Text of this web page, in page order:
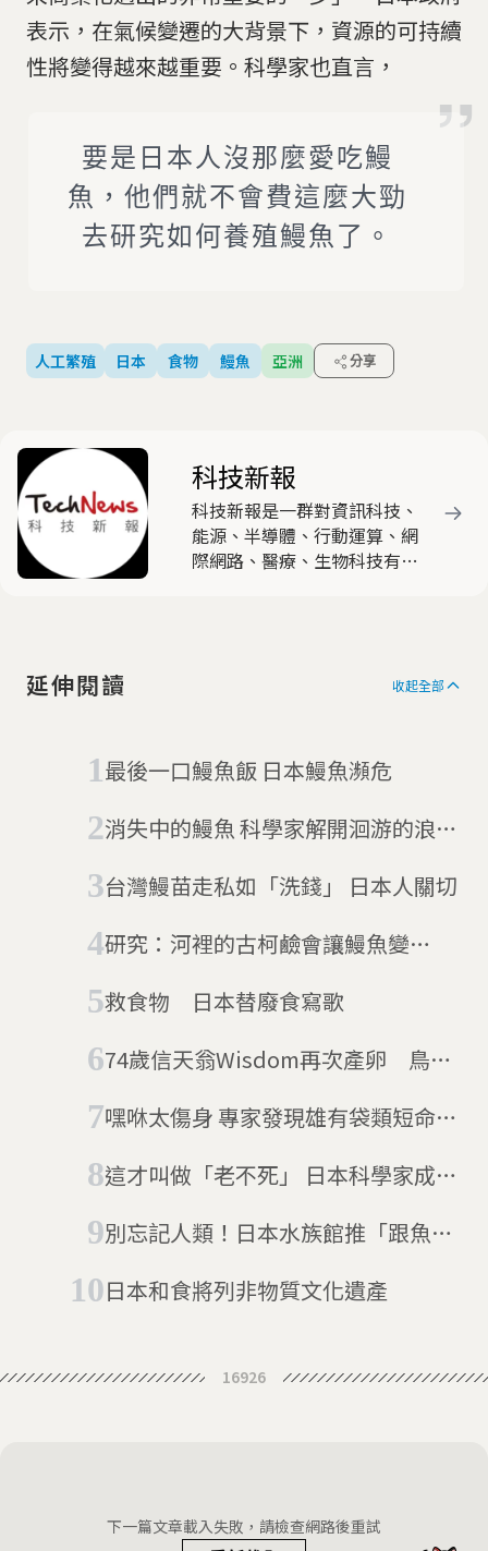
表示，在氣候變遷的大背景下，資源的可持續
性將變得越來越重要。科學家也直言，
要是日本人沒那麼愛吃鰻
魚，他們就不會費這麼大勁
去研究如何養殖鰻魚了。
人工繁殖 日本 食物 鰻魚 亞洲 分享
科技新報
科技新報是一群對資訊科技、
能源、半導體、行動運算、網
際網路、醫療、生物科技有高
延伸閱讀 收起全部
最後一口鰻魚飯 日本鰻魚瀕危
消失中的鰻魚 科學家解開洄游的浪漫
台灣鰻苗走私如「洗錢」 日本人關切
研究：河裡的古柯鹼會讓鰻魚變
救食物 日本替廢食寫歌
74歲信天翁Wisdom再次產卵 鳥界
錄
嘿咻太傷身 專家發現雄有袋類短命的
這才叫做「老不死」 日本科學家成功
別忘記人類！日本水族館推「跟魚視
日本和食將列非物質文化遺產
16926
下一篇文章載入失敗，請檢查網路後重試